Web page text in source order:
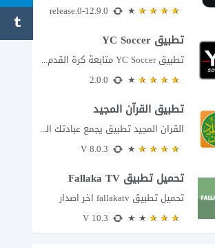
تطبيق YC Soccer
تطبيق YC Soccer متابعة كرة القدم لحظة بلحظة مع اقتراب مباراة مصر والأرجنتين في...
تطبيق القرآن المجيد
القران المجيد تطبيق يجمع عبادتك اليومية في مكان واحد إذا كنت تبحث عن تطبيق...
تحميل تطبيق Fallaka TV
تحميل تطبيق fallakatv اخر اصدار